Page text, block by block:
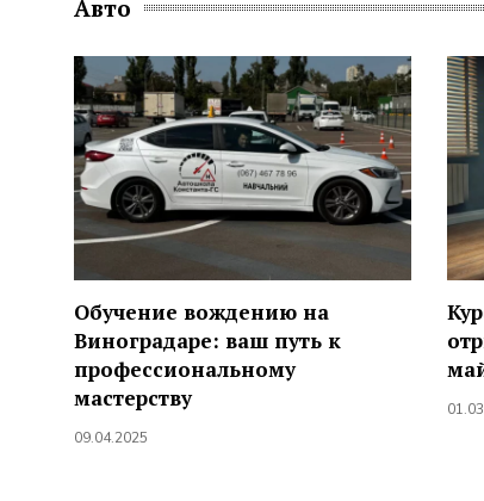
Авто
Обучение вождению на
Виноградаре: ваш путь к
профессиональному
мастерству
09.04.2025